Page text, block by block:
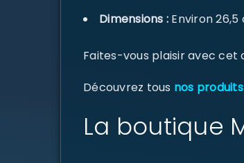
Dimensions : Environ 26,5
Faites-vous plaisir avec cet
Découvrez tous nos produits
La boutique